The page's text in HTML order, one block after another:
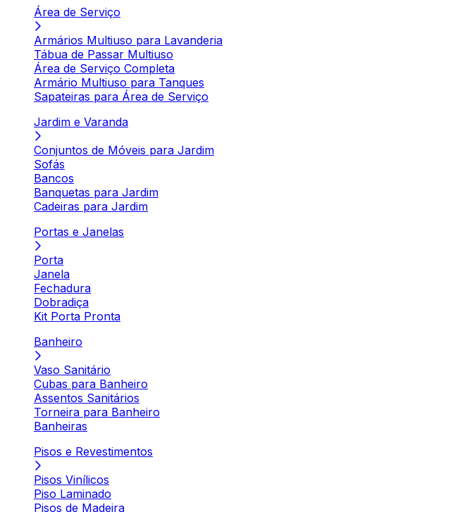
Área de Serviço
Armários Multiuso para Lavanderia
Tábua de Passar Multiuso
Área de Serviço Completa
Armário Multiuso para Tanques
Sapateiras para Área de Serviço
Jardim e Varanda
Conjuntos de Móveis para Jardim
Sofás
Bancos
Banquetas para Jardim
Cadeiras para Jardim
Portas e Janelas
Porta
Janela
Fechadura
Dobradiça
Kit Porta Pronta
Banheiro
Vaso Sanitário
Cubas para Banheiro
Assentos Sanitários
Torneira para Banheiro
Banheiras
Pisos e Revestimentos
Pisos Vinílicos
Piso Laminado
Pisos de Madeira